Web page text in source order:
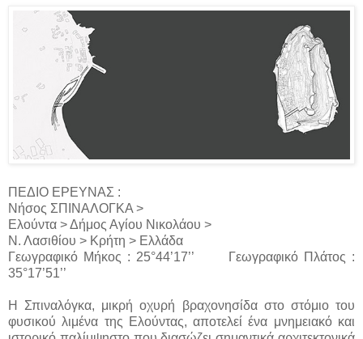
ΠΕΔΙΟ ΕΡΕΥΝΑΣ :
Νήσος ΣΠΙΝΑΛΟΓΚΑ >
Ελούντα > Δήμος Αγίου Νικολάου >
Ν. Λασιθίου > Κρήτη > Ελλάδα
Γεωγραφικό Μήκος : 25°44’17’’ Γεωγραφικό Πλάτος :
35°17’51’’
Η Σπιναλόγκα, μικρή οχυρή βραχονησίδα στο στόμιο του
φυσικού λιμένα της Ελούντας, αποτελεί ένα μνημειακό και